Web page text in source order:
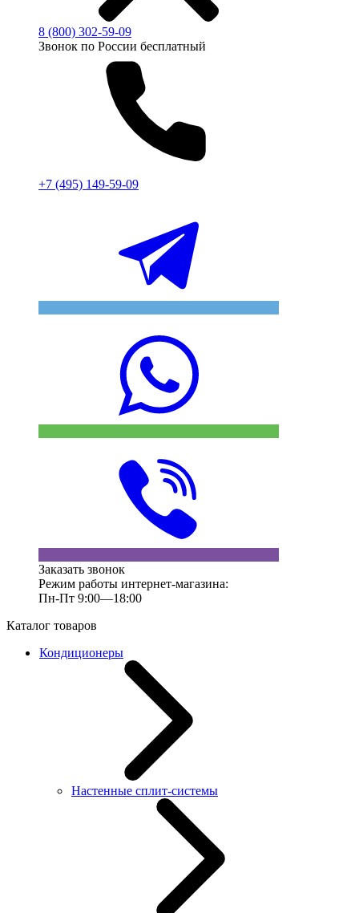
8 (800) 302-59-09
Звонок по России бесплатный
+7 (495) 149-59-09
Заказать звонок
Режим работы интернет-магазина:
Пн-Пт 9:00—18:00
Каталог товаров
Кондиционеры
Настенные сплит-системы